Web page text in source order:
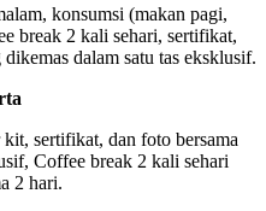
konsumsi (makan pagi,
break 2 kali sehari, sertifikat,
dalam satu tas eksklusif.
sertifikat, dan foto bersama
Coffee break 2 kali sehari
2 hari.